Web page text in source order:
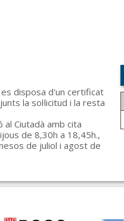
disposa d'un certificat
la sol·licitud i la resta
al Ciutadà amb cita
de 8,30h a 18,45h.,
de juliol i agost de